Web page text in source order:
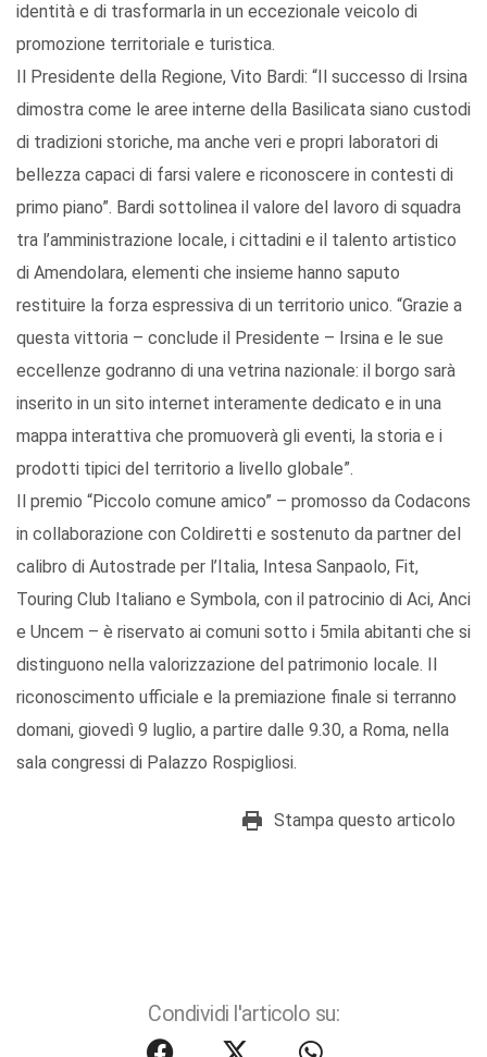
identità e di trasformarla in un eccezionale veicolo di
promozione territoriale e turistica.
Il Presidente della Regione, Vito Bardi: “Il successo di Irsina
dimostra come le aree interne della Basilicata siano custodi
di tradizioni storiche, ma anche veri e propri laboratori di
bellezza capaci di farsi valere e riconoscere in contesti di
primo piano”. Bardi sottolinea il valore del lavoro di squadra
tra l’amministrazione locale, i cittadini e il talento artistico
di Amendolara, elementi che insieme hanno saputo
restituire la forza espressiva di un territorio unico. “Grazie a
questa vittoria – conclude il Presidente – Irsina e le sue
eccellenze godranno di una vetrina nazionale: il borgo sarà
inserito in un sito internet interamente dedicato e in una
mappa interattiva che promuoverà gli eventi, la storia e i
prodotti tipici del territorio a livello globale”.
Il premio “Piccolo comune amico” – promosso da Codacons
in collaborazione con Coldiretti e sostenuto da partner del
calibro di Autostrade per l’Italia, Intesa Sanpaolo, Fit,
Touring Club Italiano e Symbola, con il patrocinio di Aci, Anci
e Uncem – è riservato ai comuni sotto i 5mila abitanti che si
distinguono nella valorizzazione del patrimonio locale. Il
riconoscimento ufficiale e la premiazione finale si terranno
domani, giovedì 9 luglio, a partire dalle 9.30, a Roma, nella
sala congressi di Palazzo Rospigliosi.
Stampa questo articolo
Condividi l'articolo su: